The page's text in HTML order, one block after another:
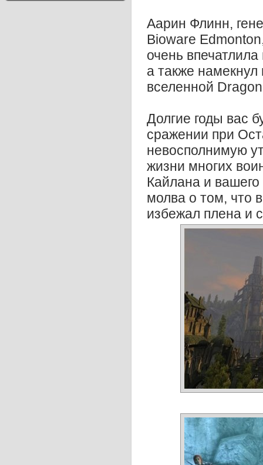
Аарин Флинн,
Bioware
очень
а также
вселенной
Долгие годы вас
сражении при
невосполнимую
жизни многих
Кайлана и
молва о том, что
избежал плена и